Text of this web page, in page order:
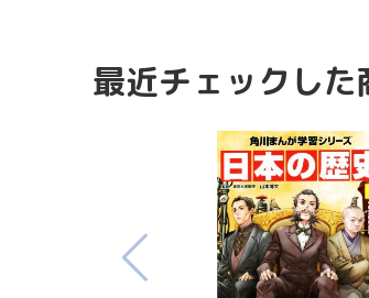
最近チェックした